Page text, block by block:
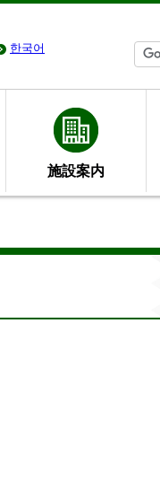
한국어
施設案内